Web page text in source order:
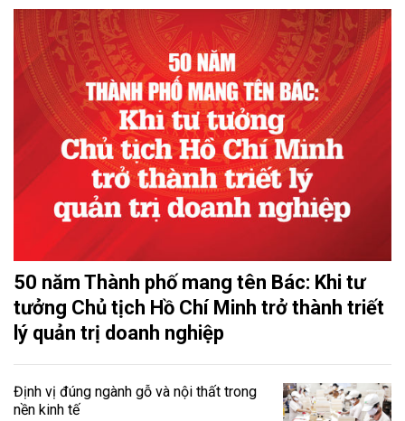
50 năm Thành phố mang tên Bác: Khi tư
tưởng Chủ tịch Hồ Chí Minh trở thành triết
lý quản trị doanh nghiệp
Định vị đúng ngành gỗ và nội thất trong
nền kinh tế